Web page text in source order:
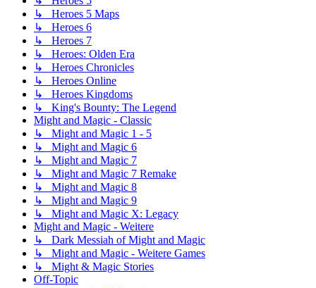
↳ Heroes 5 Maps
↳ Heroes 6
↳ Heroes 7
↳ Heroes: Olden Era
↳ Heroes Chronicles
↳ Heroes Online
↳ Heroes Kingdoms
↳ King's Bounty: The Legend
Might and Magic - Classic
↳ Might and Magic 1 - 5
↳ Might and Magic 6
↳ Might and Magic 7
↳ Might and Magic 7 Remake
↳ Might and Magic 8
↳ Might and Magic 9
↳ Might and Magic X: Legacy
Might and Magic - Weitere
↳ Dark Messiah of Might and Magic
↳ Might and Magic - Weitere Games
↳ Might & Magic Stories
Off-Topic